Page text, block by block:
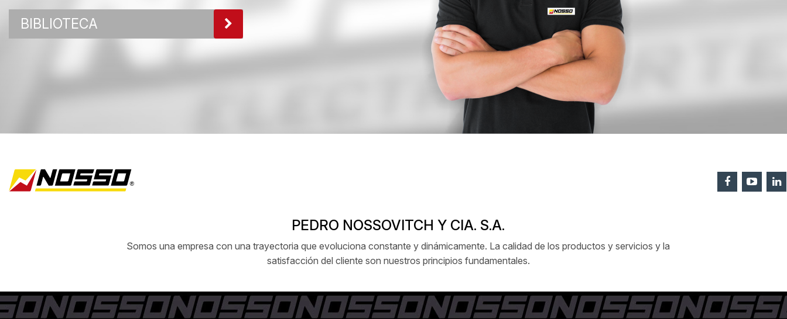
BIBLIOTECA
PEDRO NOSSOVITCH Y CIA. S.A.
Somos una empresa con una trayectoria que evoluciona constante y dinámicamente. La calidad de los productos y servicios y la
satisfacción del cliente son nuestros principios fundamentales.